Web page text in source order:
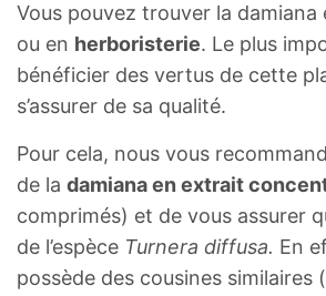
Vous pouvez trouver la damiana
ou en herboristerie. Le plus
bénéficier des vertus de cette
s’assurer de sa qualité.
Pour cela, nous vous
de la damiana en extrait
comprimés) et de vous assurer
de l’espèce Turnera diffusa. En
possède des cousines similaires (